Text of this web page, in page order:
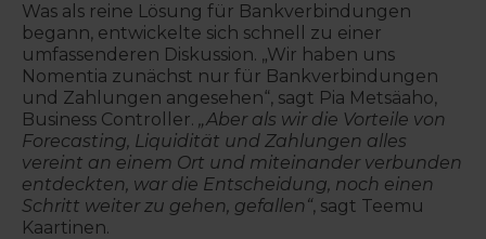
Was als reine Lösung für Bankverbindungen
begann, entwickelte sich schnell zu einer
umfassenderen Diskussion. „Wir haben uns
Nomentia zunächst nur für Bankverbindungen
und Zahlungen angesehen“, sagt Pia Metsäaho,
Business Controller. „Aber als wir die Vorteile von
Forecasting, Liquidität und Zahlungen alles
vereint an einem Ort und miteinander verbunden
entdeckten, war die Entscheidung, noch einen
Schritt weiter zu gehen, gefallen“, sagt Teemu
Kaartinen.